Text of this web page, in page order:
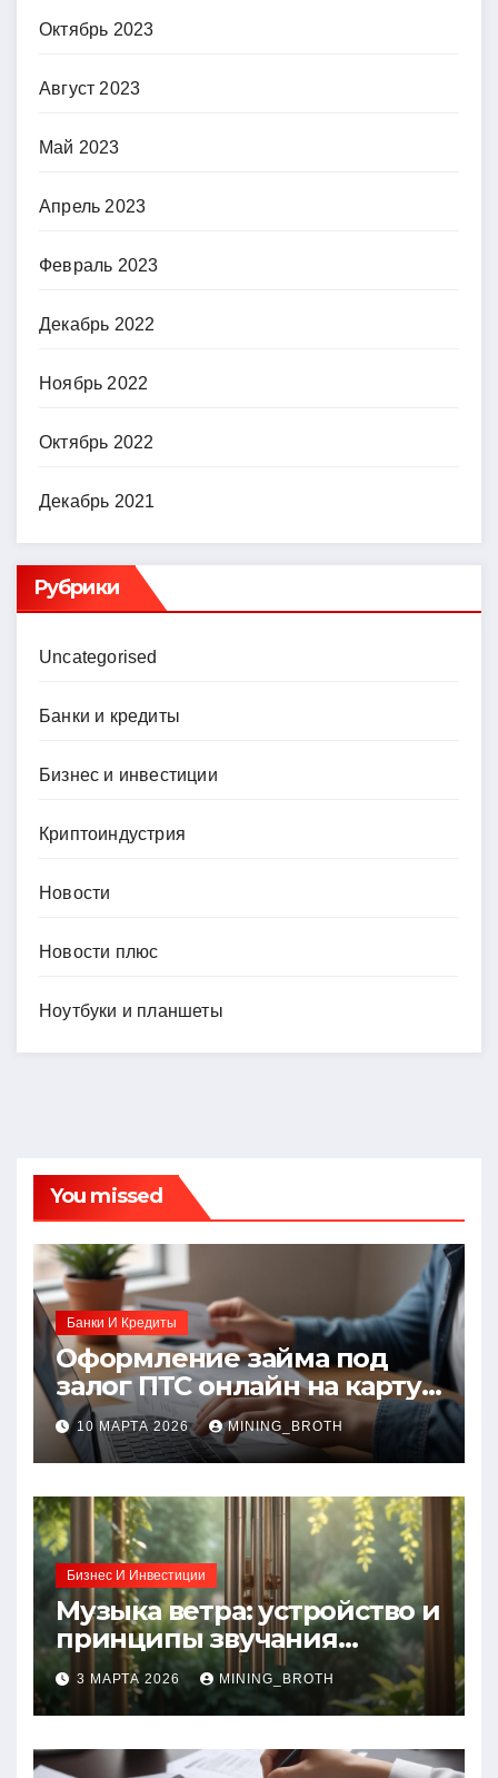
Октябрь 2023
Август 2023
Май 2023
Апрель 2023
Февраль 2023
Декабрь 2022
Ноябрь 2022
Октябрь 2022
Декабрь 2021
Рубрики
Uncategorised
Банки и кредиты
Бизнес и инвестиции
Криптоиндустрия
Новости
Новости плюс
Ноутбуки и планшеты
You missed
Банки И Кредиты
Оформление займа под
залог ПТС онлайн на карту
без визита в офис: порядок,
требования и документы
10 МАРТА 2026 MINING_BROTH
Бизнес И Инвестиции
Музыка ветра: устройство и
принципы звучания
колокольчиков
3 МАРТА 2026 MINING_BROTH